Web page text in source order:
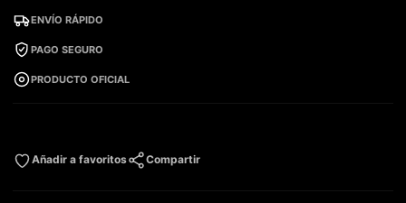
ENVÍO RÁPIDO
PAGO SEGURO
PRODUCTO OFICIAL
Añadir a favoritos Compartir